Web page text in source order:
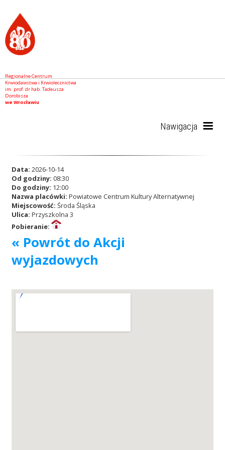
Regionalne Centrum
Krwiodawstwa i Krwiolecznictwa
im. prof. dr hab. Tadeusza
Dorobisza
we Wrocławiu
Nawigacja
RCKiK
Akcje wyjazdowe
Krwiodawcy
Szpitale
Data: 2026-10-14
Od godziny: 08:30
Do godziny: 12:00
Nazwa placówki: Powiatowe Centrum Kultury Alternatywnej
Miejscowość: Środa Śląska
Ulica: Przyszkolna 3
Pobieranie:
« Powrót do Akcji
wyjazdowych